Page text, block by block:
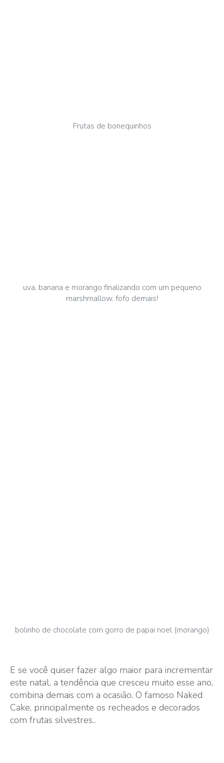
Frutas de bonequinhos
uva, banana e morango finalizando com um pequeno
marshmallow, fofo demais!
bolinho de chocolate com gorro de papai noel (morango)
E se você quiser fazer algo maior para incrementar
este natal, a tendência que cresceu muito esse ano,
combina demais com a ocasião. O famoso Naked
Cake, principalmente os recheados e decorados
com frutas silvestres..